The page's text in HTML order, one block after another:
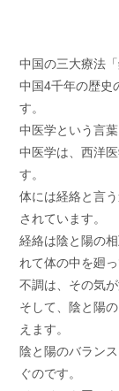
中国の三大療法
中国4千年の歴史
す。
中医学という言
中医学は、西洋
す。
体には経絡と言
されています。
経絡は陰と陽の
れて体の中を廻っ
不調は、その気
そして、陰と陽
えます。
陰と陽のバラン
ぐのです。